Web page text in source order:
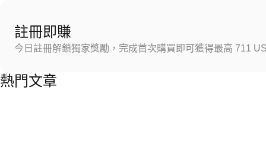
註冊即賺
今日註冊解鎖獨家獎勵，完成首次購買即可獲得最高 711
熱門文章